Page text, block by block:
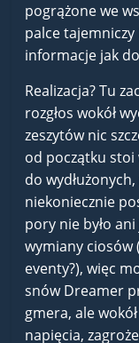
pogrążone we
palce
informacje jak
Realizacja? Tu
rozgłos wokół
zeszytów nic
od początku stoi
do
niekoniecznie
pory nie było
wymiany ciosów
eventy?), więc
snów Dreamer
gmera, ale
napięcia,